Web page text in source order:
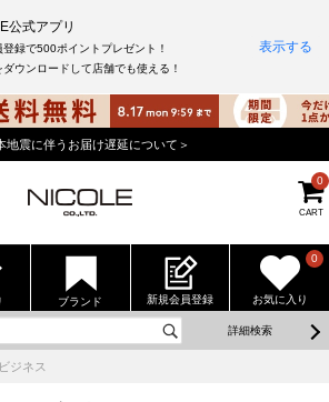
地震に伴うお届け遅延について＞
CART
0
ブランド 新規会員登録 お気に入り
0
詳細検索
ビジネス
公式アプリ
登録で500ポイントプレゼント！
ダウンロードして店舗でも使える！
表示する